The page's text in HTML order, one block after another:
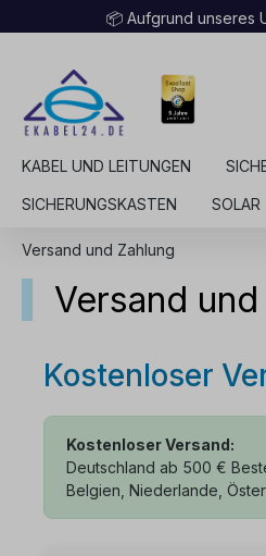
📦 Aufgrund unseres
KABEL UND LEITUNGEN
SICHERUNGSKASTEN SOLAR
Versand und Zahlung
Versand
Kostenloser
Kostenloser Versand:
Deutschland ab 500 €
Belgien, Niederlande,